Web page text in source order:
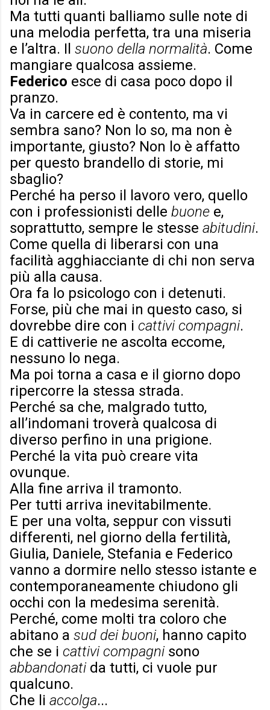
Ma tutti quanti balliamo sulle note di
una melodia perfetta, tra una miseria
e l’altra. Il suono della normalità. Come
mangiare qualcosa assieme.
Federico esce di casa poco dopo il
pranzo.
Va in carcere ed è contento, ma vi
sembra sano? Non lo so, ma non è
importante, giusto? Non lo è affatto
per questo brandello di storie, mi
sbaglio?
Perché ha perso il lavoro vero, quello
con i professionisti delle buone e,
soprattutto, sempre le stesse abitudini.
Come quella di liberarsi con una
facilità agghiacciante di chi non serva
più alla causa.
Ora fa lo psicologo con i detenuti.
Forse, più che mai in questo caso, si
dovrebbe dire con i cattivi compagni.
E di cattiverie ne ascolta eccome,
nessuno lo nega.
Ma poi torna a casa e il giorno dopo
ripercorre la stessa strada.
Perché sa che, malgrado tutto,
all’indomani troverà qualcosa di
diverso perfino in una prigione.
Perché la vita può creare vita
ovunque.
Alla fine arriva il tramonto.
Per tutti arriva inevitabilmente.
E per una volta, seppur con vissuti
differenti, nel giorno della fertilità,
Giulia, Daniele, Stefania e Federico
vanno a dormire nello stesso istante e
contemporaneamente chiudono gli
occhi con la medesima serenità.
Perché, come molti tra coloro che
abitano a sud dei buoni, hanno capito
che se i cattivi compagnisono
abbandonati da tutti, ci vuole pur
qualcuno.
Che li accolga...